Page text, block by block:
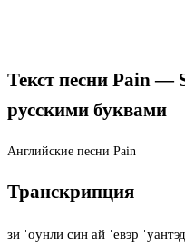
Текст песни Pain —
русскими буквами
Английские песни Pain
Транскрипция
зи ˈoунли син ай ˈевэр